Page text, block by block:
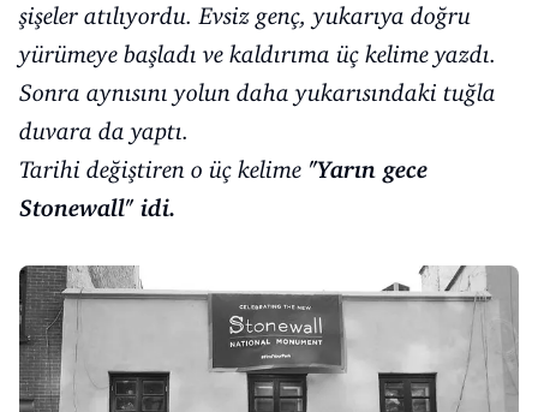
şişeler atılıyordu. Evsiz genç, yukarıya doğru
yürümeye başladı ve kaldırıma üç kelime yazdı.
Sonra aynısını yolun daha yukarısındaki tuğla
duvara da yaptı.
Tarihi değiştiren o üç kelime "Yarın gece
Stonewall" idi.